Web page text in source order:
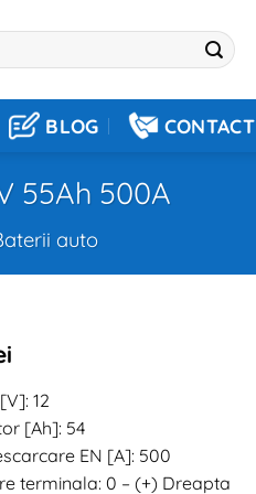
BLOG CONTACT
55Ah 500A
auto
12
[Ah]: 54
EN [A]: 500
terminala: 0 – (+) Dreapta